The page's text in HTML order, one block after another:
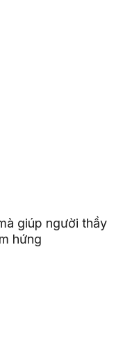
giúp người thầy
hứng